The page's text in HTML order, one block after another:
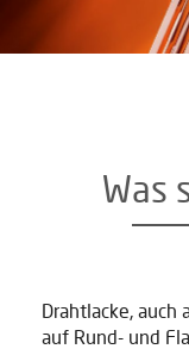
Was
Drahtlacke, auch
auf Rund- und